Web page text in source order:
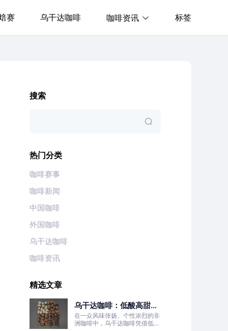
赛 乌干达咖啡 咖啡资讯 标签
搜索
热门分类
咖啡赛事
咖啡新闻
中国咖啡
外国咖啡
乌干达咖啡
咖啡资讯
精选文章
乌干达咖啡：低酸高甜！
被严重低估的日常治愈口
粮豆
在一众风味张扬、个性浓烈的非
洲咖啡中，乌干达咖啡凭借低酸